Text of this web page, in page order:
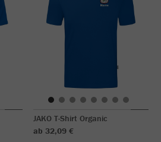
JAKO T-Shirt Organic
ab 32,09 €